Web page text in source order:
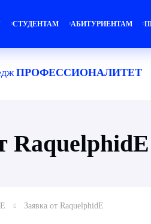
СТУДЕНТАМ АБИТУРИЕНТАМ
ПРОФЕССИОНАЛИТЕТ
RaquelphidE
Заявка от RaquelphidE